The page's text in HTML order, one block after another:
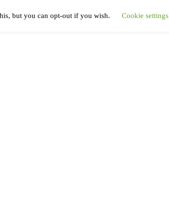
but you can opt-out if you wish. Cookie settings